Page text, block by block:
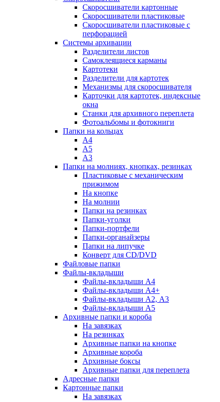
Скоросшиватели картонные
Скоросшиватели пластиковые
Скоросшиватели пластиковые с
перфорацией
Системы архивации
Разделители листов
Самоклеящиеся карманы
Картотеки
Разделители для картотек
Механизмы для скоросшивателя
Карточки для картотек, индексные
окна
Станки для архивного переплета
Фотоальбомы и фотокниги
Папки на кольцах
А4
А5
А3
Папки на молниях, кнопках, резинках
Пластиковые с механическим
прижимом
На кнопке
На молнии
Папки на резинках
Папки-уголки
Папки-портфели
Папки-органайзеры
Папки на липучке
Конверт для CD/DVD
Файловые папки
Файлы-вкладыши
Файлы-вкладыши А4
Файлы-вкладыши А4+
Файлы-вкладыши А2, А3
Файлы-вкладыши А5
Архивные папки и короба
На завязках
На резинках
Архивные папки на кнопке
Архивные короба
Архивные боксы
Архивные папки для переплета
Адресные папки
Картонные папки
На завязках